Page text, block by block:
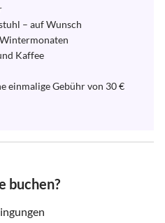
– auf Wunsch
Kaffee
einmalige Gebühr von 30 €
buchen?